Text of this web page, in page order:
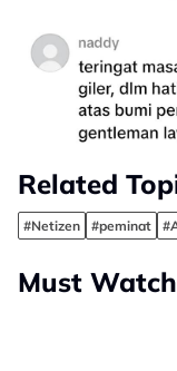
Related
#Netizen #peminat
Must